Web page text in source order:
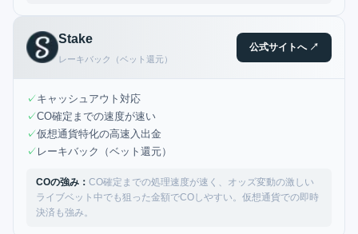
Stake
レーキバック（ベット還元）
公式サイトへ ↗
✓キャッシュアウト対応
✓CO確定までの速度が速い
✓仮想通貨特化の高速入出金
✓ レーキバック（ベット還元）
COの強み： CO確定までの処理速度が速く、オッズ変動の激しい
ライブベット中でも狙った金額でCOしやすい。仮想通貨での即時
決済も強み。